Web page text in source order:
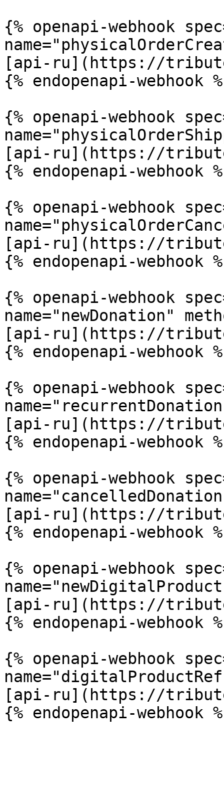
{% openapi-webhook
[api-ru](https://
{% endopenapi-webhook
{% openapi-webhook
[api-ru](https://
{% endopenapi-webhook
{% openapi-webhook
[api-ru](https://
{% endopenapi-webhook
{% openapi-webhook
name="newDonation"
[api-ru](https://
{% endopenapi-webhook
{% openapi-webhook
[api-ru](https://
{% endopenapi-webhook
{% openapi-webhook
[api-ru](https://
{% endopenapi-webhook
{% openapi-webhook
[api-ru](https://
{% endopenapi-webhook
{% openapi-webhook
[api-ru](https://